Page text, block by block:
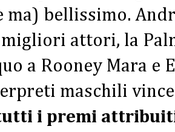
ma) bellissimo.
migliori attori, la
a Rooney Mara
maschili
i premi